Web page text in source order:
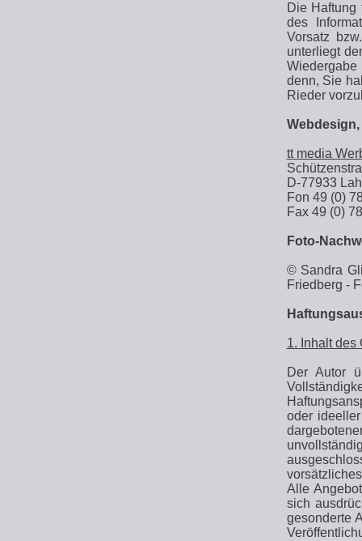
Die
des
Vorsatz
unterliegt
denn, Sie
Rieder
tt media
D-77933
Fon 49 (0)
Fax 49 (0)
Foto-
© Sandra
Friedberg -
1. Inhalt des
Der Autor
oder
Alle
sich
gesonderte